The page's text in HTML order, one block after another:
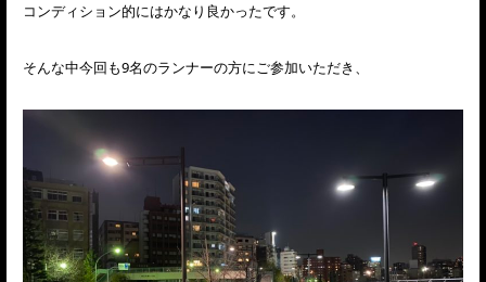
コンディション的にはかなり良かったです。
そんな中今回も9名のランナーの方にご参加いただき、